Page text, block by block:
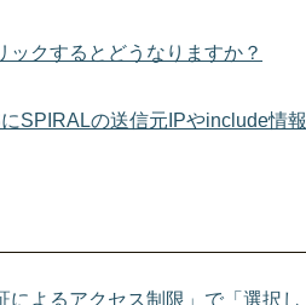
クするとどうなりますか？
SPIRALの送信元IPやinclude情報
によるアクセス制限」で「選択し